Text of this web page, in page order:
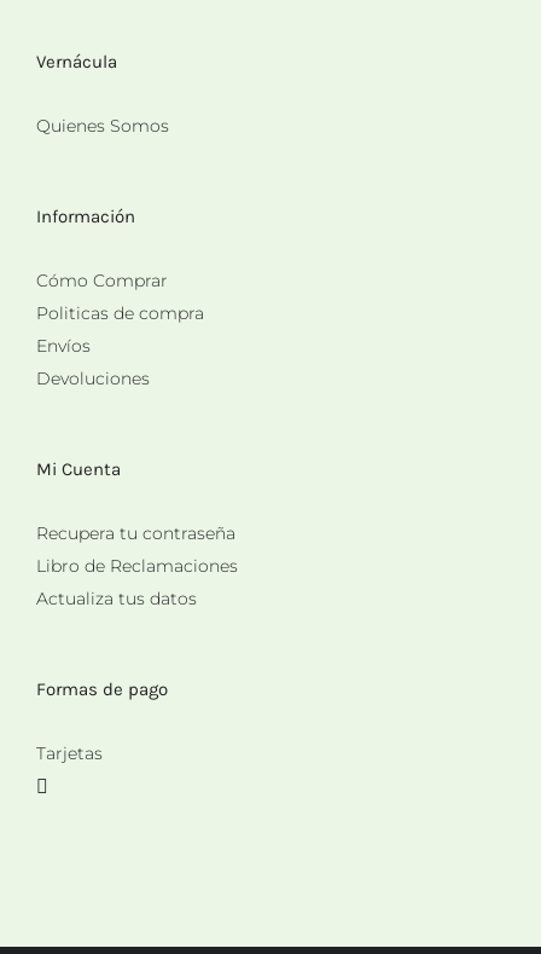
Vernácula
Quienes Somos
Información
Cómo Comprar
Politicas de compra
Envíos
Devoluciones
Mi Cuenta
Recupera tu contraseña
Libro de Reclamaciones
Actualiza tus datos
Formas de pago
Tarjetas